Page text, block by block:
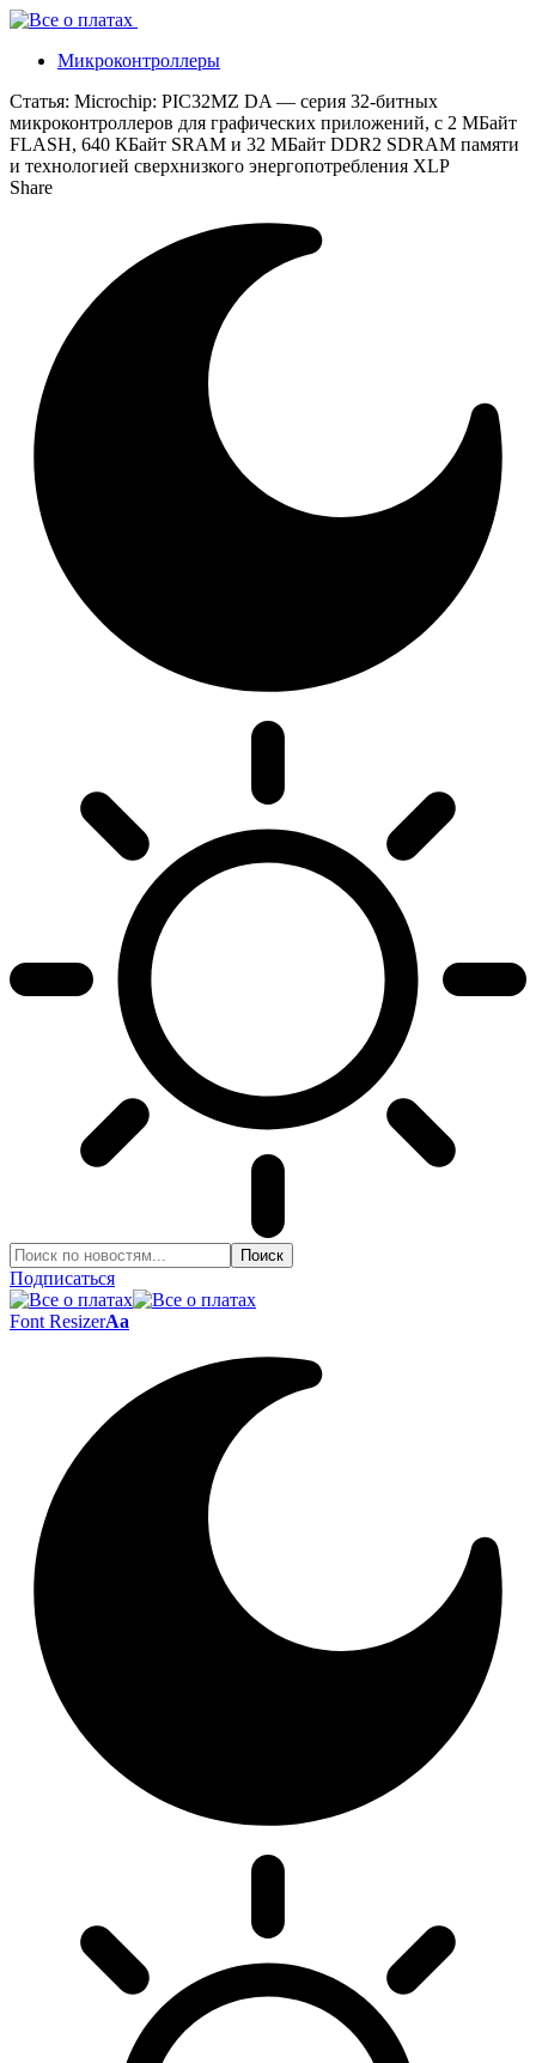
Микроконтроллеры
Статья: Microchip: PIC32MZ DA — серия 32-битных
микроконтроллеров для графических приложений, с 2 МБайт
FLASH, 640 КБайт SRAM и 32 МБайт DDR2 SDRAM памяти
и технологией сверхнизкого энергопотребления XLP
Share
Подписаться
Font ResizerAa